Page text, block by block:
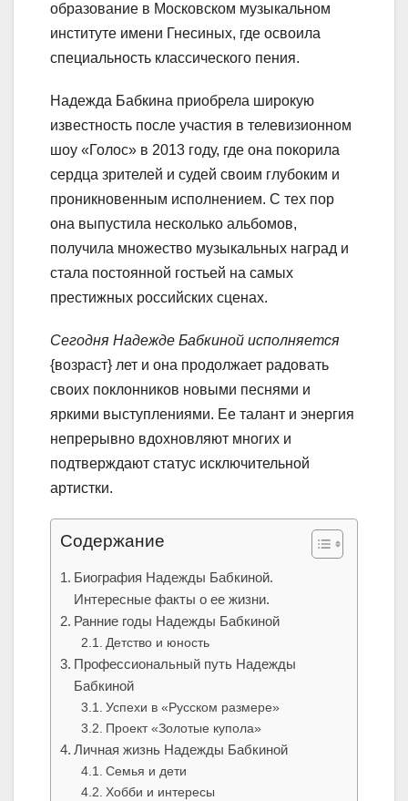
образование в Московском музыкальном
институте имени Гнесиных, где освоила
специальность классического пения.
Надежда Бабкина приобрела широкую
известность после участия в телевизионном
шоу «Голос» в 2013 году, где она покорила
сердца зрителей и судей своим глубоким и
проникновенным исполнением. С тех пор
она выпустила несколько альбомов,
получила множество музыкальных наград и
стала постоянной гостьей на самых
престижных российских сценах.
Сегодня Надежде Бабкиной исполняется
{возраст} лет и она продолжает радовать
своих поклонников новыми песнями и
яркими выступлениями. Ее талант и энергия
непрерывно вдохновляют многих и
подтверждают статус исключительной
артистки.
Содержание
Биография Надежды Бабкиной.
Интересные факты о ее жизни.
Ранние годы Надежды Бабкиной
Детство и юность
Профессиональный путь Надежды
Бабкиной
Успехи в «Русском размере»
Проект «Золотые купола»
Личная жизнь Надежды Бабкиной
Семья и дети
Хобби и интересы